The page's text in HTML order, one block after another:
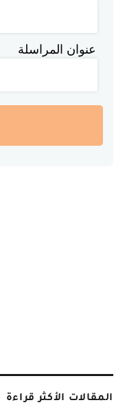
عنوان المراسلة
المقالات الأكثر قراءة